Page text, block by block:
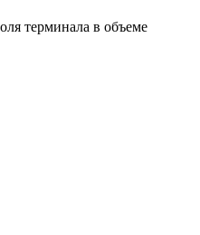
терминала в объеме